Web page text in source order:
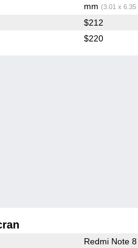
mm (3.01 x 6.35
$212
$220
Redmi Note